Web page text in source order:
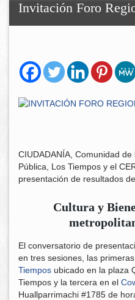
Invitación Foro
CIUDADANÍA, Comunidad
Pública, Los Tiempos y el
presentación de resultados
Cultura y
El conversatorio de
en tres sesiones, las
Tiempos ubicado en la plaza
Tiempos y la tercera en el
Huallparrimachi #1785 de